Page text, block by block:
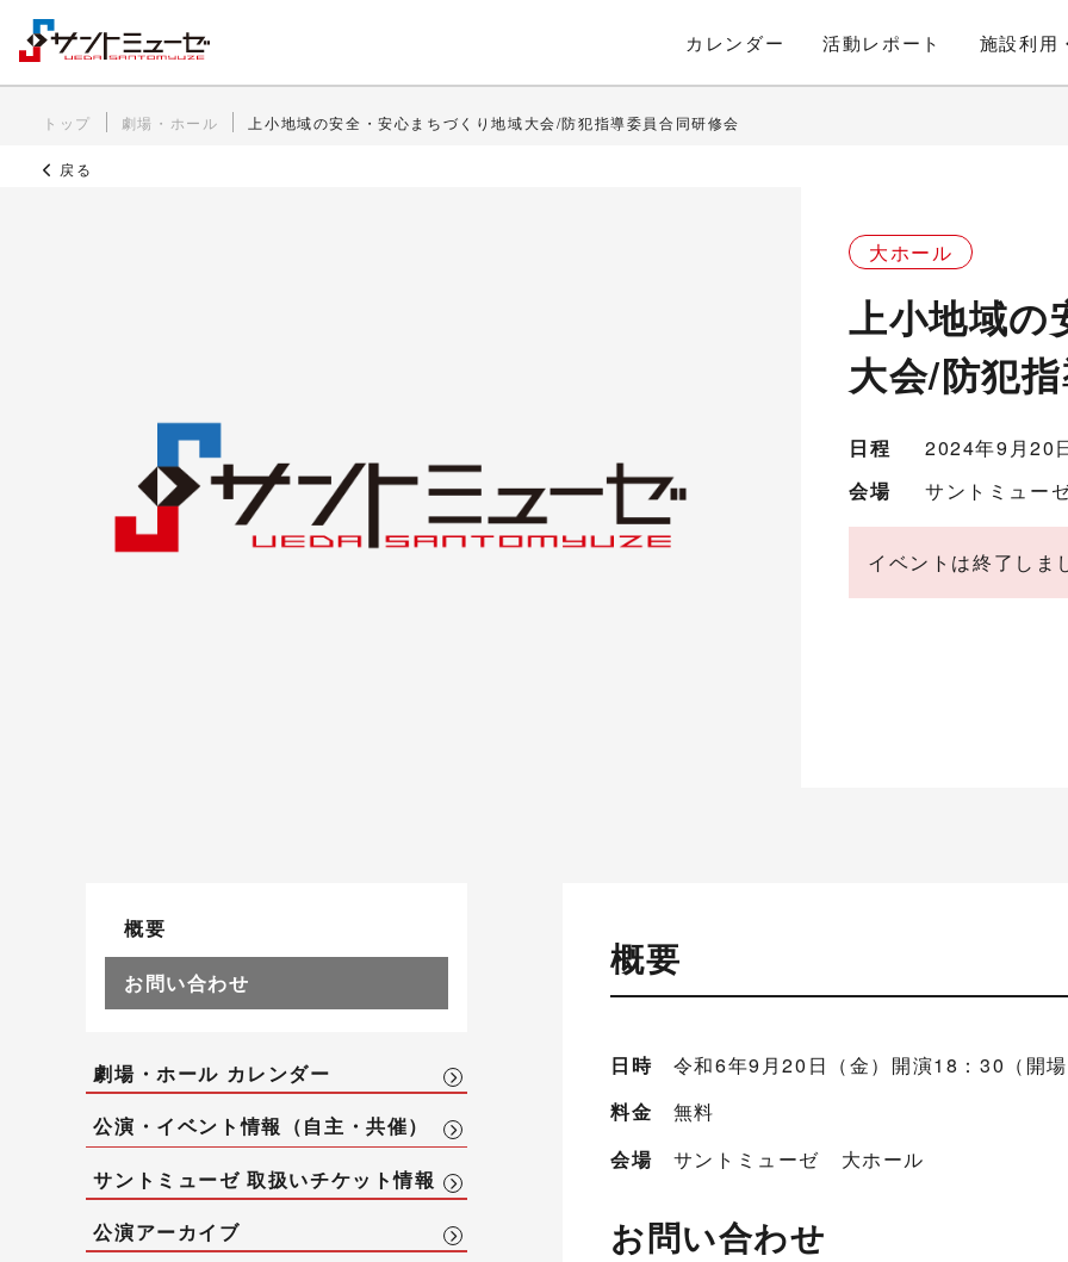
カレンダー 活動レポート 施設利用
トップ 劇場・ホール 上小地域の安全・安心まちづくり地域大会/防犯指導委員合同研修会
戻る
大ホール
上小地域の
大会/防犯
日程
2024年9月20
会場
サントミュー
イベントは終了しま
概要
お問い合わせ
劇場・ホール カレンダー
公演・イベント情報（自主・共催）
サントミューゼ 取扱いチケット情報
公演アーカイブ
概要
日時 令和6年9月20日（金）開演18：30（開場
料金 無料
会場 サントミューゼ 大ホール
お問い合わせ